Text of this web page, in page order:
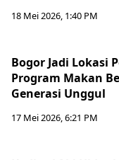
18 Mei 2026, 1:40 PM
Bogor Jadi Lokasi
Program Makan
Generasi Unggul
17 Mei 2026, 6:21 PM